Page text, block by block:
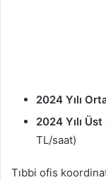
2024 Yılı
2024 Yılı
TL/saat)
Tıbbi ofis